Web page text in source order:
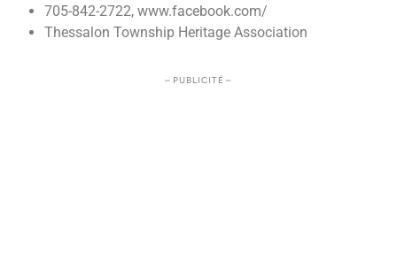
705-842-2722, www.facebook.com/
Thessalon Township Heritage Association
– PUBLICITÉ –